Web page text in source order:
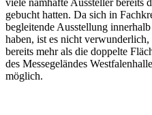
gebucht hatten. Da sich in
begleitende Ausstellung
haben, ist es nicht
bereits mehr als die doppelte
des Messegeländes
möglich.